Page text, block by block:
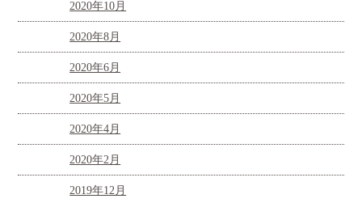
2020年10月
2020年8月
2020年6月
2020年5月
2020年4月
2020年2月
2019年12月